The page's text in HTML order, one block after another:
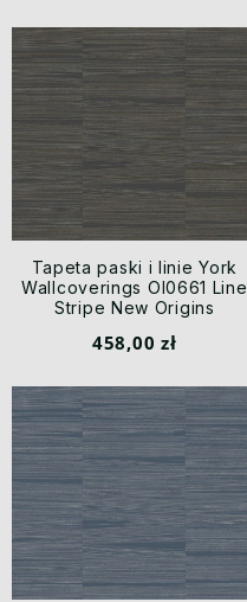
Tapeta paski i linie York
Wallcoverings OI0661 Line
Stripe New Origins
458,00 zł